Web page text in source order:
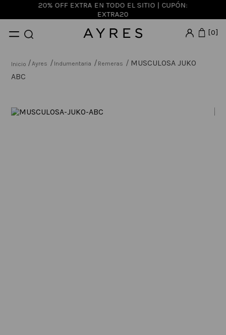
20% OFF EXTRA EN TODO EL SITIO | CUPÓN:
EXTRA20
0
Ayres Indumentaria Remeras
MUSCULOSA JUKO
ABC